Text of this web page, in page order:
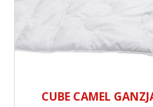
CUBE CAMEL